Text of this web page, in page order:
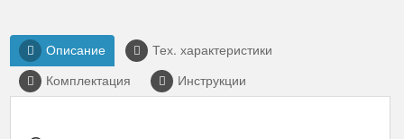
Описание
Тех. характеристики
Комплектация
Инструкции